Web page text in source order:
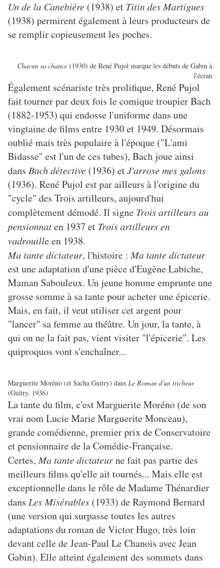
Un de la Canebière (1938) et Titin des Martigues
(1938) permirent également à leurs producteurs de
se remplir copieusement les poches.
Chacun sa chance (1930) de René Pujol marque les débuts de Gabin à
l'écran
Également scénariste très prolifique, René Pujol
fait tourner par deux fois le comique troupier Bach
(1882-1953) qui endosse l'uniforme dans une
vingtaine de films entre 1930 et 1949. Désormais
oublié mais très populaire à l'époque ("L'ami
Bidasse" est l'un de ces tubes), Bach joue ainsi
dans Bach détective (1936) etJ'arrose mes galons
(1936). René Pujol est par ailleurs à l'origine du
"cycle" des Trois artilleurs, aujourd'hui
complètement démodé. Il signe Trois artilleurs au
pensionnaten 1937 et Trois artilleurs en
vadrouille en 1938.
Ma tante dictateur, l'histoire :Ma tante dictateur
est une adaptation d'une pièce d'Eugène Labiche,
Maman Sabouleux. Un jeune homme emprunte une
grosse somme à sa tante pour acheter une épicerie.
Mais, en fait, il veut utiliser cet argent pour
"lancer" sa femme au théâtre. Un jour, la tante, à
qui on ne la fait pas, vient visiter "l'épicerie". Les
quiproquos vont s'enchaîner...
Marguerite Moréno (et Sacha Guitry) dans Le Roman d'un tricheur
(Guitry, 1936)
La tante du film, c'est Marguerite Moréno (de son
vrai nom Lucie Marie Marguerite Monceau),
grande comédienne, premier prix de Conservatoire
et pensionnaire de la Comédie-Française.
Certes,Ma tante dictateurne fait pas partie des
meilleurs films qu'elle ait tournés... Mais elle est
exceptionnelle dans le rôle de Madame Thénardier
dans Les Misérables (1933) de Raymond Bernard
(une version qui surpasse toutes les autres
adaptations du roman de Victor Hugo, très loin
devant celle de Jean-Paul Le Chanois avec Jean
Gabin). Elle atteint également des sommets dans